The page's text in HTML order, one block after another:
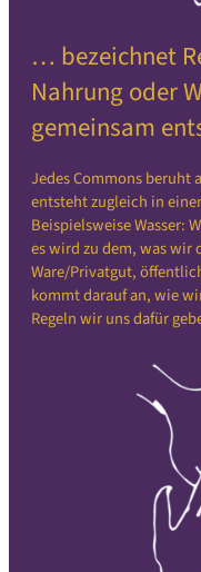
… bezeichnet
Nahrung oder
gemeinsam
Jedes Commons beruht
entsteht zugleich in
Beispielsweise Wasser:
es wird zu dem, was wir
Ware/Privatgut,
kommt darauf an, wie
Regeln wir uns dafür